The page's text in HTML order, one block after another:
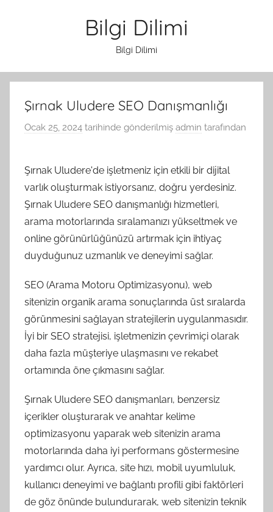
Bilgi Dilimi
Bilgi Dilimi
Şırnak Uludere SEO Danışmanlığı
Ocak 25, 2024 tarihinde gönderilmiş admin tarafından
Şırnak Uludere'de işletmeniz için etkili bir dijital
varlık oluşturmak istiyorsanız, doğru yerdesiniz.
Şırnak Uludere SEO danışmanlığı hizmetleri,
arama motorlarında sıralamanızı yükseltmek ve
online görünürlüğünüzü artırmak için ihtiyaç
duyduğunuz uzmanlık ve deneyimi sağlar.
SEO (Arama Motoru Optimizasyonu), web
sitenizin organik arama sonuçlarında üst sıralarda
görünmesini sağlayan stratejilerin uygulanmasıdır.
İyi bir SEO stratejisi, işletmenizin çevrimiçi olarak
daha fazla müşteriye ulaşmasını ve rekabet
ortamında öne çıkmasını sağlar.
Şırnak Uludere SEO danışmanları, benzersiz
içerikler oluşturarak ve anahtar kelime
optimizasyonu yaparak web sitenizin arama
motorlarında daha iyi performans göstermesine
yardımcı olur. Ayrıca, site hızı, mobil uyumluluk,
kullanıcı deneyimi ve bağlantı profili gibi faktörleri
de göz önünde bulundurarak, web sitenizin teknik